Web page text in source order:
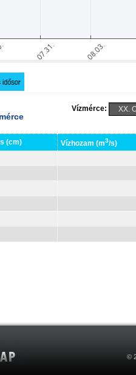
Vízmérce:
(cm) Vízhozam (m3/s)
©